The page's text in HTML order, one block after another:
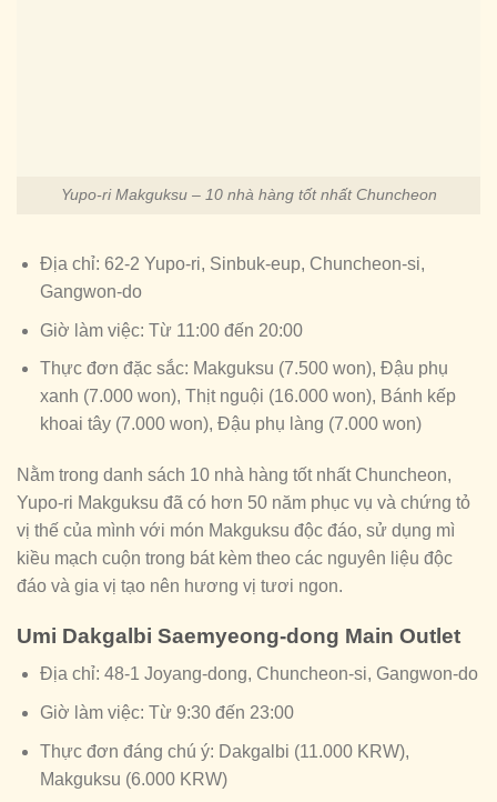
Yupo-ri Makguksu – 10 nhà hàng tốt nhất Chuncheon
Địa chỉ: 62-2 Yupo-ri, Sinbuk-eup, Chuncheon-si,
Gangwon-do
Giờ làm việc: Từ 11:00 đến 20:00
Thực đơn đặc sắc: Makguksu (7.500 won), Đậu phụ
xanh (7.000 won), Thịt nguội (16.000 won), Bánh kếp
khoai tây (7.000 won), Đậu phụ làng (7.000 won)
Nằm trong danh sách 10 nhà hàng tốt nhất Chuncheon,
Yupo-ri Makguksu đã có hơn 50 năm phục vụ và chứng tỏ
vị thế của mình với món Makguksu độc đáo, sử dụng mì
kiều mạch cuộn trong bát kèm theo các nguyên liệu độc
đáo và gia vị tạo nên hương vị tươi ngon.
Umi Dakgalbi Saemyeong-dong Main Outlet
Địa chỉ: 48-1 Joyang-dong, Chuncheon-si, Gangwon-do
Giờ làm việc: Từ 9:30 đến 23:00
Thực đơn đáng chú ý: Dakgalbi (11.000 KRW),
Makguksu (6.000 KRW)